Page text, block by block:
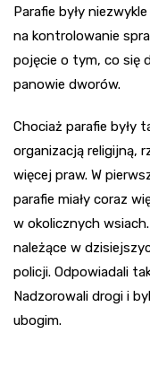
Parafie były
na kontrolowanie
pojęcie o tym, co się
panowie dworów.
Chociaż parafie były
organizacją religijną,
więcej praw. W
parafie miały coraz
w okolicznych
należące w
policji. Odpowiadali
Nadzorowali drogi i
ubogim.